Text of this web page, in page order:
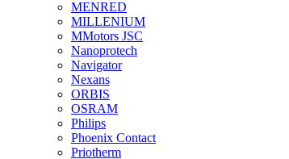
MENRED
MILLENIUM
MMotors JSC
Nanoprotech
Navigator
Nexans
ORBIS
OSRAM
Philips
Phoenix Contact
Priotherm